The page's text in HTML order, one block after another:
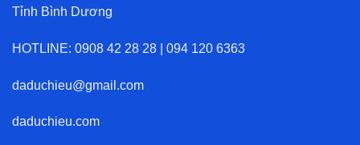
Tỉnh Bình Dương
HOTLINE: 0908 42 28 28 094 120 6363
daduchieu@gmail.com
daduchieu.com